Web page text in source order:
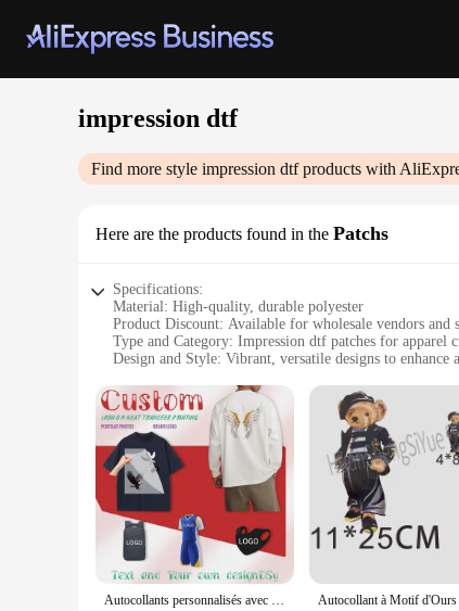
impression dtf
Find more style impression dtfproducts with
Here are the products found in the Patchs
Specifications:
Material: High-quality, durable polyester
Product Discount: Available for wholesale vendors and
Type and Category: Impression dtf patches for apparel
Design and Style: Vibrant, versatile designs to enhance
Typical Adaptive Scenario: Perfect for events, clubs,
Shape or Size or Weight or Quantity: Available in
Features:
**Enhanced Customization for Your Wardrobe**
The Impression dtf patches are the ultimate solution
style. With a wide range of designs to choose from,
flair, or simply add a pop of color to your wardrobe,
**Durable and Easy to Apply**
Crafted from high-quality polyester, these patches are
washes. The application process is straightforward,
and can be applied to a variety of fabrics, from cotton to
Autocollants personnalisés avec logo de marque ou image, transferts au fer à repasser, patch coloré DTF thermique, micro élastique, lavage, bricolage, vente en gros